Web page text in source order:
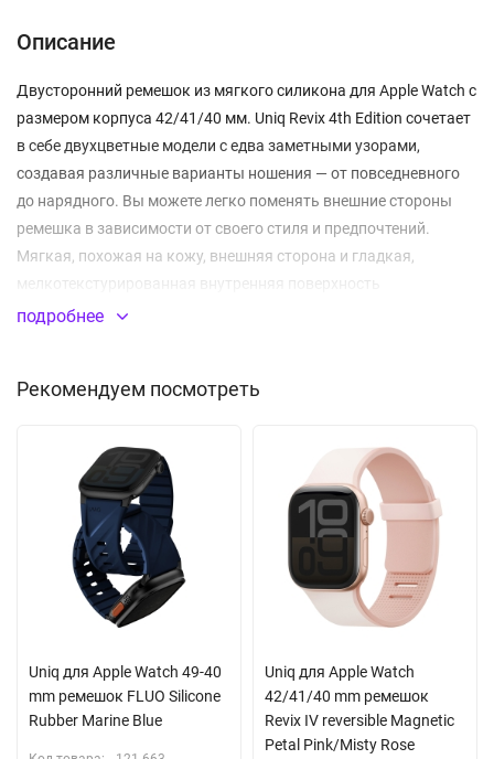
Описание
Двусторонний ремешок из мягкого силикона для Apple Watch с
размером корпуса 42/41/40 мм. Uniq Revix 4th Edition сочетает
в себе двухцветные модели с едва заметными узорами,
создавая различные варианты ношения — от повседневного
до нарядного. Вы можете легко поменять внешние стороны
ремешка в зависимости от своего стиля и предпочтений.
Мягкая, похожая на кожу, внешняя сторона и гладкая,
мелкотекстурированная внутренняя поверхность
обеспечивают комфорт и ощущение премиум-класса в течение
обеспечивает прочную и надежную фиксацию с легкой
Благодаря двунаправленным разъемам и возможности
регулировки длины за счет встроенных магнитов
обеспечивается точное соответствие размерам руки.
Аксессуар поставляется в фирменной подарочной упаковке
производителя.
Длина ремешка: 12-18 см
подробнее
Рекомендуем посмотреть
Uniq для Apple Watch 49-40
mm ремешок FLUO Silicone
Rubber Marine Blue
Uniq для Apple Watch
42/41/40 mm ремешок
Revix IV reversible Magnetic
Petal Pink/Misty Rose